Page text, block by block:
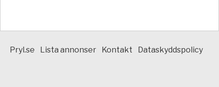
Pryl.se Lista annonser Kontakt Dataskyddspolicy